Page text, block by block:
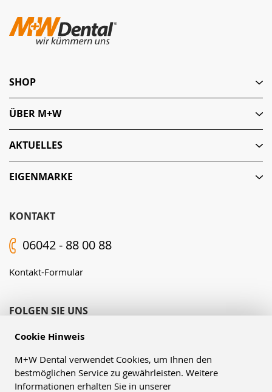
Cookie Hinweis
M+W Dental verwendet Cookies, um Ihnen den
bestmöglichen Service zu gewährleisten. Weitere
Informationen erhalten Sie in unserer
KONTAKT
06042 - 88 00 88
Kontakt-Formular
FOLGEN SIE UNS
SHOP
ÜBER M+W
AKTUELLES
EIGENMARKE